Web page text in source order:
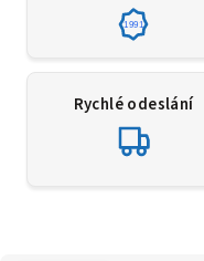
1991
Rychlé odeslání